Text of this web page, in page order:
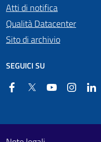
Atti di notifica
Qualità Datacenter
Sito di archivio
SEGUICI SU
FacebookTwitter YouTube
Footer First
Useful links